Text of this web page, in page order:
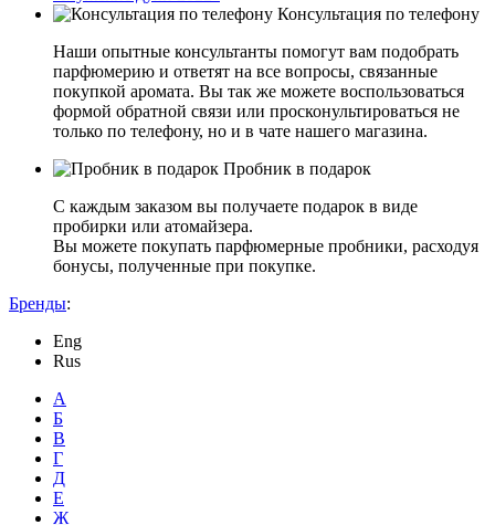
Консультация по телефону
Наши опытные консультанты помогут вам подобрать
парфюмерию и ответят на все вопросы, связанные
покупкой аромата. Вы так же можете воспользоваться
формой обратной связи или просконультироваться не
только по телефону, но и в чате нашего магазина.
Пробник в подарок
С каждым заказом вы получаете подарок в виде
пробирки или атомайзера.
Вы можете покупать парфюмерные пробники, расходуя
бонусы, полученные при покупке.
Бренды:
Eng
Rus
А
Б
В
Г
Д
Е
Ж